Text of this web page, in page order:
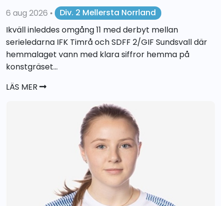
6 aug 2026 •
Div. 2 Mellersta Norrland
Ikväll inleddes omgång 11 med derbyt mellan
serieledarna IFK Timrå och SDFF 2/GIF Sundsvall där
hemmalaget vann med klara siffror hemma på
konstgräset...
LÄS MER